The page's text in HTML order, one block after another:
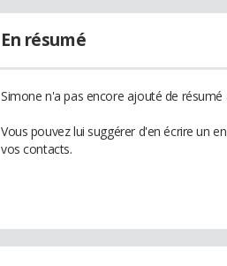
En résumé
Simone n'a pas encore ajouté de résumé
Vous pouvez lui suggérer d'en écrire un
vos contacts.